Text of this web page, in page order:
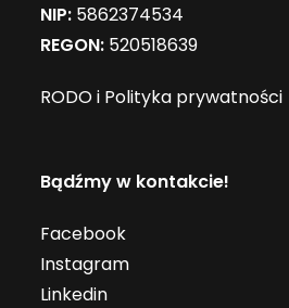
NIP: 5862374534
REGON: 520518639
RODO i Polityka prywatności
Bądźmy w kontakcie!
Facebook
Instagram
Linkedin